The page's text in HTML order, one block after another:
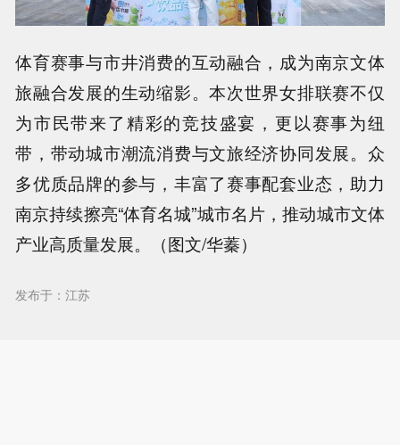
体育赛事与市井消费的互动融合，成为南京文体
旅融合发展的生动缩影。本次世界女排联赛不仅
为市民带来了精彩的竞技盛宴，更以赛事为纽
带，带动城市潮流消费与文旅经济协同发展。众
多优质品牌的参与，丰富了赛事配套业态，助力
南京持续擦亮“体育名城”城市名片，推动城市文体
产业高质量发展。（图文/华蓁）
发布于：江苏